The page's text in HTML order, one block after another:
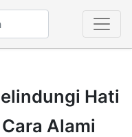
Hati
Alami